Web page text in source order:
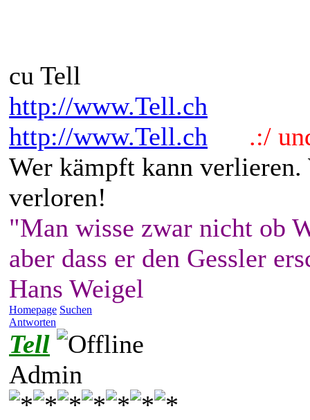
cu Tell
http://www.Tell.ch
http://www.Tell.ch
.:/
Wer kämpft kann
verloren!
"Man wisse zwar nicht ob
aber dass er den Gessler
Hans Weigel
Homepage Suchen
Antworten
Tell
Admin